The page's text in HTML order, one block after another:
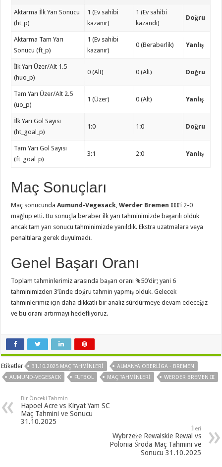
Aktarma İlk Yarı Sonucu
(ht_p)
1 (Ev sahibi
kazanır)
1 (Ev sahibi
kazandı)
Doğru
Aktarma Tam Yarı
Sonucu (ft_p)
1 (Ev sahibi
kazanır)
0 (Beraberlik) Yanlış
İlk Yarı Üzer/Alt 1.5
(huo_p)
0 (Alt) 0 (Alt) Doğru
Tam Yarı Üzer/Alt 2.5
(uo_p)
1 (Üzer) 0 (Alt) Yanlış
İlk Yarı Gol Sayısı
(ht_goal_p)
1:0 1:0 Doğru
Tam Yarı Gol Sayısı
(ft_goal_p)
3:1 2:0 Yanlış
Maç Sonuçları
Maç sonucundaAumund-Vegesack,Werder Bremen III‘i 2-0
mağlup etti. Bu sonuçla beraber ilk yarı tahminimizde başarılı olduk
ancak tam yarı sonucu tahminimizde yanıldık. Ekstra uzatmalara veya
penaltılara gerek duyulmadı.
Genel Başarı Oranı
Toplam tahminlerimiz arasında başarı oranı %50’dir; yani 6
tahminimizden 3’ünde doğru tahmin yapmış olduk. Gelecek
tahminlerimiz için daha dikkatli bir analiz sürdürmeye devam edeceğiz
ve bu oranı artırmayı hedefliyoruz.
Etiketler 31.10.2025 MAÇ TAHMINLERI
ALMANYA OBERLIGA - BREMEN
AUMUND-VEGESACK
FUTBOL MAÇ TAHMINLERI WERDER BREMEN III
Bir Önceki Tahmin
Hapoel Acre vs Kiryat Yam SC
Maç Tahmini ve Sonucu
31.10.2025
İleri
Wybrzeże Rewalskie Rewal vs
Polonia Środa Maç Tahmini ve
Sonucu 31.10.2025